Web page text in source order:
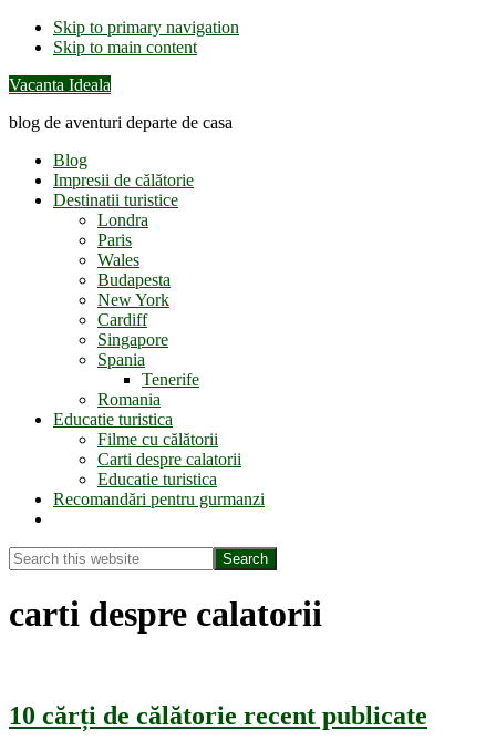
Skip to primary navigation
Skip to main content
Vacanta Ideala
blog de aventuri departe de casa
Blog
Impresii de călătorie
Destinatii turistice
Londra
Paris
Wales
Budapesta
New York
Cardiff
Singapore
Spania
Tenerife
Romania
Educatie turistica
Filme cu călătorii
Carti despre calatorii
Educatie turistica
Recomandări pentru gurmanzi
Search
this
carti despre calatorii
10 cărți de călătorie recent publicate